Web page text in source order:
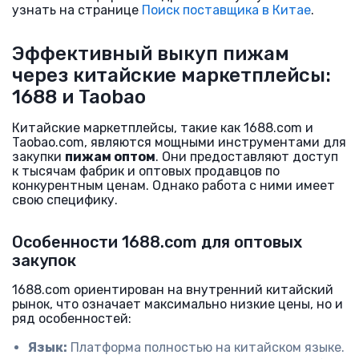
узнать на странице Поиск поставщика в Китае.
Эффективный выкуп пижам
через китайские маркетплейсы:
1688 и Taobao
Китайские маркетплейсы, такие как 1688.com и
Taobao.com, являются мощными инструментами для
закупки пижам оптом. Они предоставляют доступ
к тысячам фабрик и оптовых продавцов по
конкурентным ценам. Однако работа с ними имеет
свою специфику.
Особенности 1688.com для оптовых
закупок
1688.com ориентирован на внутренний китайский
рынок, что означает максимально низкие цены, но и
ряд особенностей:
Язык: Платформа полностью на китайском языке.